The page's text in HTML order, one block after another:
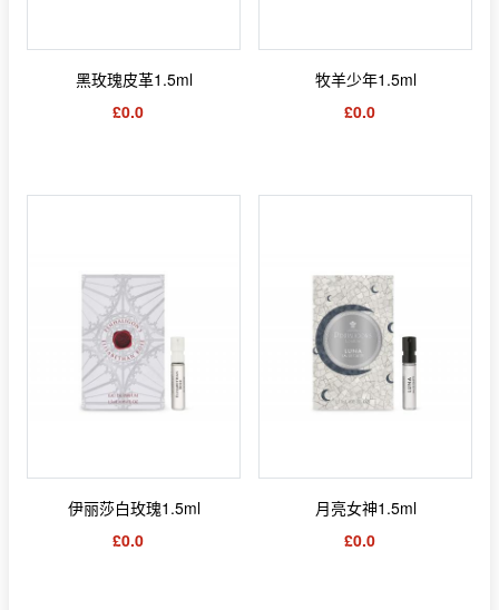
黑玫瑰皮革1.5ml
£0.0
牧羊少年1.5ml
£0.0
伊丽莎白玫瑰1.5ml
£0.0
月亮女神1.5ml
£0.0